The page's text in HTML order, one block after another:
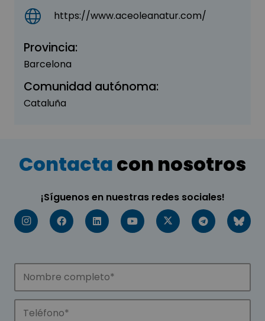
https://www.aceoleanatur.com/
Provincia:
Barcelona
Comunidad autónoma:
Cataluña
Contactacon nosotros
¡Síguenos en nuestras redes sociales!